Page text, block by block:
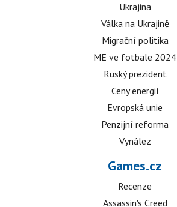
Ukrajina
Válka na Ukrajině
Migrační politika
ME ve fotbale 2024
Ruský prezident
Ceny energií
Evropská unie
Penzijní reforma
Vynález
Games.cz
Recenze
Assassin's Creed